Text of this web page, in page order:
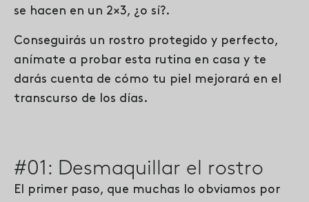
se hacen en un 2×3, ¿o sí?.
Conseguirás un rostro protegido y perfecto,
anímate a probar esta rutina en casa y te
darás cuenta de cómo tu piel mejorará en el
transcurso de los días.
#01: Desmaquillar el rostro
El primer paso, que muchas lo obviamos por